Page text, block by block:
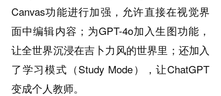
Canvas功能进行加强，允许直接在视觉界
面中编辑内容；为GPT-4o加入生图功能，
让全世界沉浸在吉卜力风的世界里；还加入
了学习模式（Study Mode），让ChatGPT
变成个人教师。